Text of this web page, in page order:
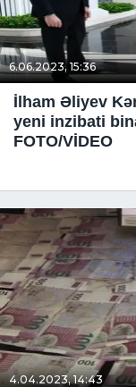
6.06.2023, 15:36
İlham Əliyev
yeni inzibati
FOTO/VİDEO
4.04.2023, 14:43